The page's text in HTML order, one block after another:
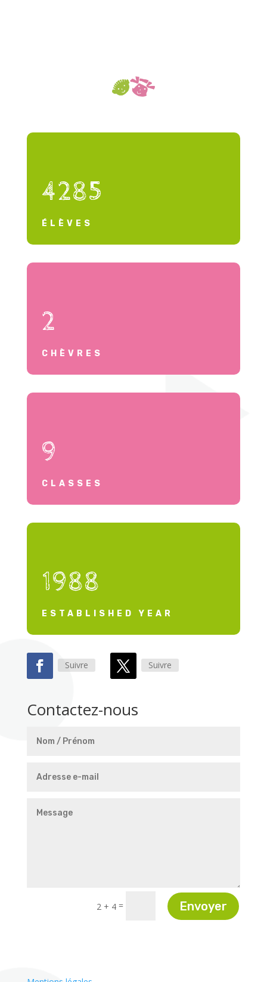
4285
ÉLÈVES
2
CHÈVRES
9
CLASSES
1988
ESTABLISHED YEAR
Suivre Suivre
Contactez-nous
2 + 4 = Envoyer